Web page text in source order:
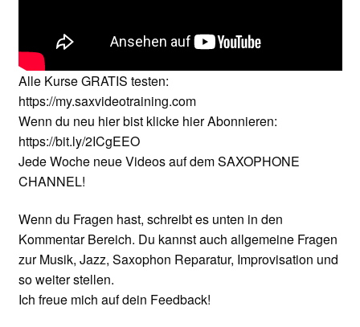
Kooperation/Partner
PREISE
TEAM
Test Seite
UNTERRICHT
Unterrichtsbedingungen (AGBs)
WORKSHOP
Alle Kurse GRATIS testen:
https://my.saxvideotraining.com
Wenn du neu hier bist klicke hier Abonnieren:
https://bit.ly/2ICgEEO
Jede Woche neue Videos auf dem SAXOPHONE
CHANNEL!
Wenn du Fragen hast, schreibt es unten in den
Kommentar Bereich. Du kannst auch allgemeine Fragen
zur Musik, Jazz, Saxophon Reparatur, Improvisation und
so weiter stellen.
Ich freue mich auf dein Feedback!